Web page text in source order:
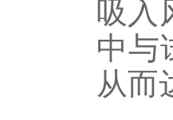
吸入
中与
从而